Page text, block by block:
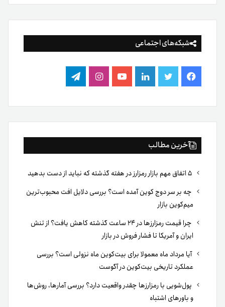
شبکه‌های اجتماعی
فیس
بوک
توییتر لینکدینیوتیوباینستاگرام
تلگرام
آخرین مطالب
چه بر سر دوج کوین آمده است؟ بررسی دلایل افت محبوب‌ترین
میم‌کوین بازار
چرا قیمت رمزارزها در ۲۴ ساعت گذشته کاهش یافت؟ از تنش
ایران و آمریکا تا فشار فروش در بازار
آیا مرداد ماه معمولا برای بیت‌کوین ماه نزولی است؟ بررسی
عملکرد تاریخی بیت‌کوین در آگوست
پول‌شویی با رمزارزها چقدر واقعیت دارد؟ بررسی آمارها، روش‌ها
و باورهای اشتباه